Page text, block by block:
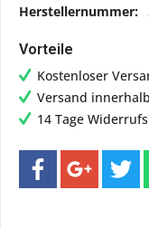
Herstellernummer:
Vorteile
Kostenloser
Versand
14 Tage